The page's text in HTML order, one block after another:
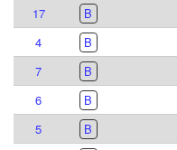
17
B
4
B
7
B
6
B
5
B